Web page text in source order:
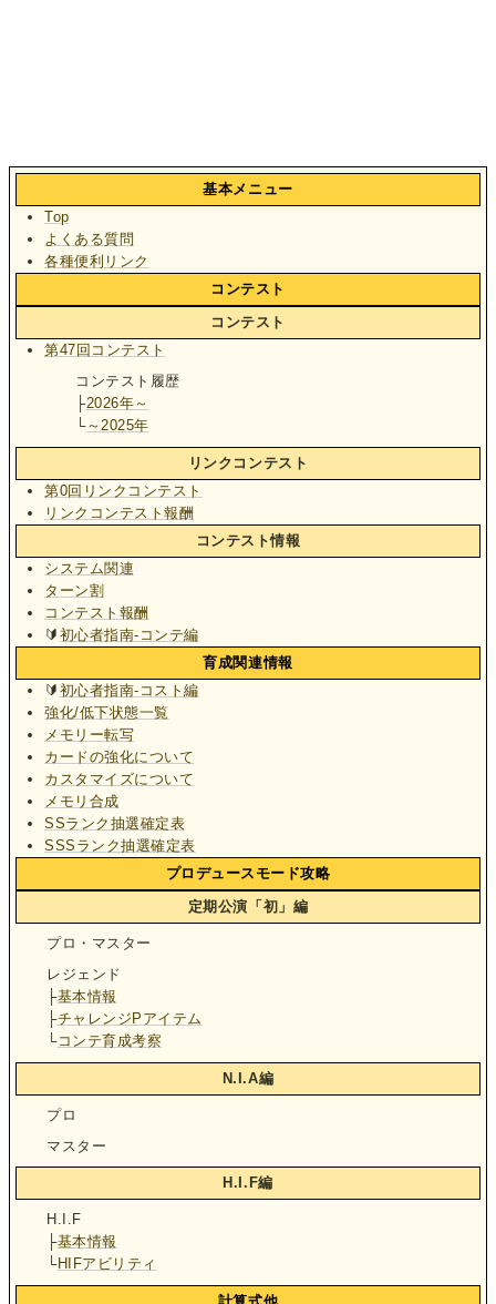
基本メニュー
Top
よくある質問
各種便利リンク
コンテスト
コンテスト
第47回コンテスト
コンテスト履歴
├2026年～
└～2025年
リンクコンテスト
第0回リンクコンテスト
リンクコンテスト報酬
コンテスト情報
システム関連
ターン割
コンテスト報酬
🔰 初心者指南-コンテ編
育成関連情報
🔰 初心者指南-コスト編
強化/低下状態一覧
メモリー転写
カードの強化について
カスタマイズについて
メモリ合成
SSランク抽選確定表
SSSランク抽選確定表
プロデュースモード攻略
定期公演「初」編
プロ・マスター
レジェンド
├基本情報
├チャレンジPアイテム
└コンテ育成考察
N.I.A編
プロ
マスター
H.I.F編
H.I.F
├基本情報
└HIFアビリティ